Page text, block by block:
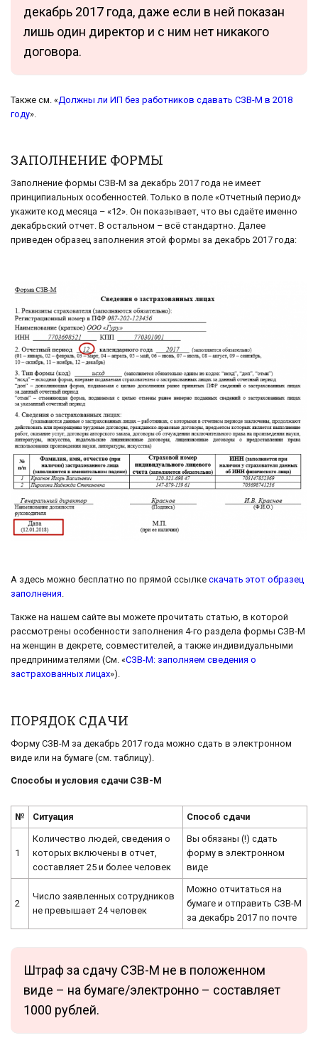
декабрь 2017 года, даже если в ней показан
лишь один директор и с ним нет никакого
договора.
Также см. «Должны ли ИП без работников сдавать СЗВ-М в 2018
году».
ЗАПОЛНЕНИЕ ФОРМЫ
Заполнение формы СЗВ-М за декабрь 2017 года не имеет
принципиальных особенностей. Только в поле «Отчетный период»
укажите код месяца – «12». Он показывает, что вы сдаёте именно
декабрьский отчет. В остальном – всё стандартно. Далее
приведен образец заполнения этой формы за декабрь 2017 года:
А здесь можно бесплатно по прямой ссылке скачать этот образец
заполнения
Также на нашем сайте вы можете прочитать статью, в которой
рассмотрены особенности заполнения 4-го раздела формы СЗВ-М
на женщин в декрете, совместителей, а также индивидуальными
предпринимателями (См. «СЗВ-М: заполняем сведения о
застрахованных лицах»).
ПОРЯДОК СДАЧИ
Форму СЗВ-М за декабрь 2017 года можно сдать в электронном
виде или на бумаге (см. таблицу).
Способы и условия сдачи СЗВ-М
№ Ситуация Способ сдачи
1
Количество людей, сведения о
которых включены в отчет,
составляет 25 и более человек
Вы обязаны (!) сдать
форму в электронном
виде
2
Число заявленных сотрудников
не превышает 24 человек
Можно отчитаться на
бумаге и отправить СЗВ-М
за декабрь 2017 по почте
Штраф за сдачу СЗВ-М не в положенном
виде – на бумаге/электронно – составляет
1000 рублей.